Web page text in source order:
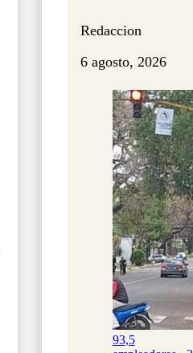
Redaccion
6 agosto, 2026
93,5